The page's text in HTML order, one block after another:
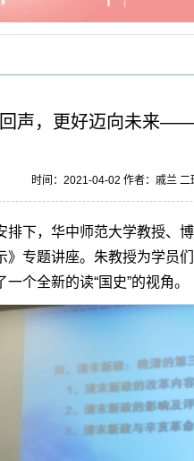
声，更好迈向未来
时间：2021-04-02 作者：戚兰 二
排下，华中师范大学教授、
》专题讲座。朱教授为学员
个全新的读“国史”的视角。